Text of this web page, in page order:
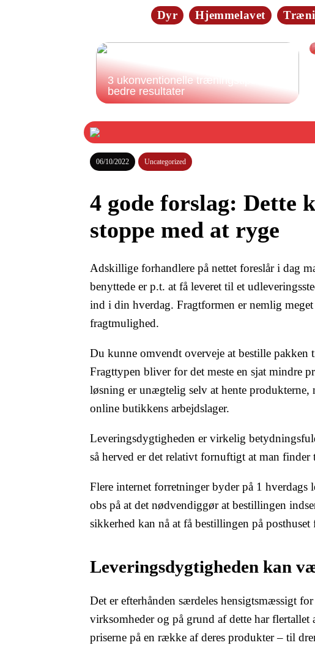
Dyr Hjemmelavet
3 ukonventionelle træningstips til
bedre resultater
06/10/2022 Uncategorized
4 gode forslag: Dette
stoppe med at ryge
Adskillige forhandlere på nettet foreslår i dag
benyttede er p.t. at få leveret til et
ind i din hverdag. Fragtformen er nemlig
fragtmulighed.
Du kunne omvendt overveje at bestille
Fragttypen bliver for det meste en sjat mindre
løsning er unægtelig selv at hente
online butikkens arbejdslager.
Leveringsdygtigheden er virkelig
så herved er det relativt fornuftigt at man
Flere internet forretninger byder på 1
obs på at det nødvendiggør at bestillingen
sikkerhed kan nå at få bestillingen på
Leveringsdygtigheden kan
Det er efterhånden særdeles hensigtsmæssigt
virksomheder og på grund af dette har
priserne på en række af deres produkter – til